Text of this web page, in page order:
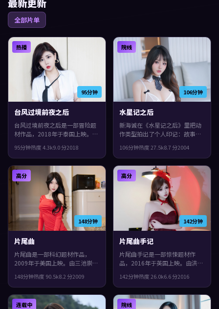
最新更新
全部片单
95分钟
热播
台风过境前夜之后
台风过境前夜之后是一部冒险题
材作品，2018年于泰国上映。由
汐、刘青云等主演。一场意外把
原本平行的人生拧在一起，片尾
余味很足。
95分钟热度4.3k9.0分2018
106分钟
院线
水星记之后
新海诚在《水星记之后》里把动
作类型拍出了个人印记：故事发
主演包括张曼玉、孔刘、段奕
宏。配乐与声场强化了不安与孤
独感，整体完成度较高，适合喜
欢细腻叙事与人物刻画的观众。
106分钟热度27.5k8.7分2004
148分钟
高分
片尾曲
片尾曲是一部科幻题材作品，
2009年于美国上映。由三池崇史
菲等主演。配乐与声场强化了不
安与孤独感，观感紧凑，值得推
荐。
148分钟热度 90.5k8.2 分2009
142分钟
高分
片尾曲手记
片尾曲手记是一部惊悚题材作
品，2016年于英国上映。由洪常
枫等主演。配乐与声场强化了不
安与孤独感，观感紧凑，值得推
荐。
142分钟热度26.0k6.6分2016
连载中 院线